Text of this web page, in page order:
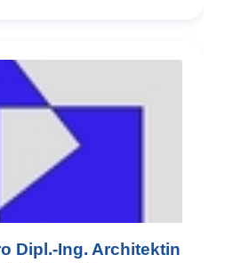
Dipl.-Ing. Architektin